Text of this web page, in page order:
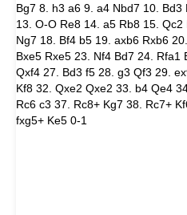
Bg7 8. h3 a6 9. a4 Nbd7 10.
13. O-O Re8 14. a5 Rb8 15.
Ng7 18. Bf4 b5 19. axb6 Rxb6
Bxe5 Rxe5 23. Nf4 Bd7 24. Rfa1
Qxf4 27. Bd3 f5 28. g3 Qf3 29.
Kf8 32. Qxe2 Qxe2 33. b4 Qe4
Rc6 c3 37. Rc8+ Kg7 38. Rc7+
fxg5+ Ke5 0-1